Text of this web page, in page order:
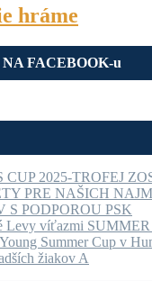
hráme
FACEBOOK-u
2025-TROFEJ
PRE NAŠICH
S PODPOROU PSK
Levy víťazmi
Summer Cup v
žiakov A